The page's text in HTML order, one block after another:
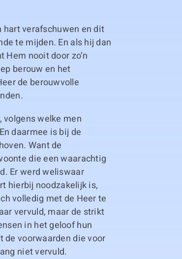
hart verafschuwen en dit
te mijden. En als hij dan
nooit door zo’n
berouw en het
de berouwvolle
volgens welke men
daarmee is bij de
Want de
die een waarachtig
Er werd weliswaar
hierbij noodzakelijk is,
volledig met de Heer te
vervuld, maar de strikt
in het geloof hun
de voorwaarden die voor
niet vervuld.